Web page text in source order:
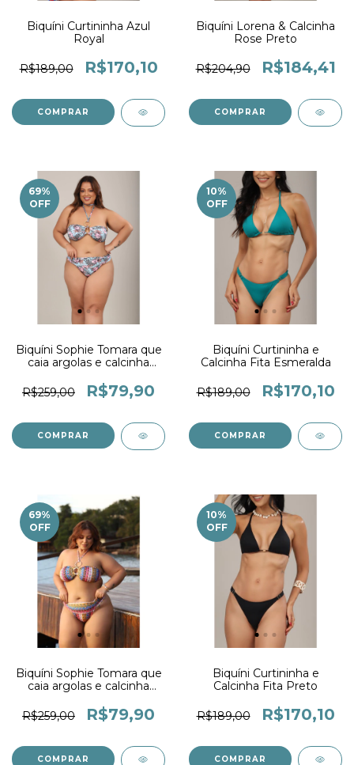
Biquíni Curtininha Azul
Royal
R$189,00 R$170,10
COMPRAR
Biquíni Lorena & Calcinha
Rose Preto
R$204,90 R$184,41
COMPRAR
69%
OFF
Biquíni Sophie Tomara que
caia argolas e calcinha
R$259,00
R$79,90
COMPRAR
10%
OFF
Biquíni Curtininha e
Calcinha Fita Esmeralda
R$189,00 R$170,10
COMPRAR
69%
OFF
Biquíni Sophie Tomara que
caia argolas e calcinha
R$259,00
R$79,90
COMPRAR
10%
OFF
Biquíni Curtininha e
Calcinha Fita Preto
R$189,00 R$170,10
COMPRAR